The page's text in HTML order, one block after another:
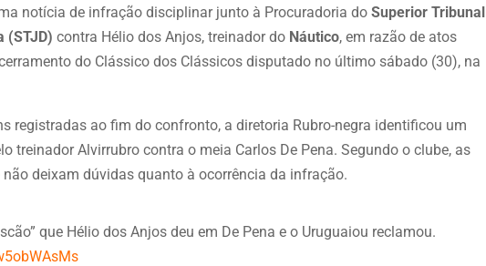
notícia de infração disciplinar junto à Procuradoria doSuperior Tribunal
(STJD) contra Hélio dos Anjos, treinador do Náutico, em razão de atos
do Clássico dos Clássicos disputado no último sábado (30), na
registradas ao fim do confronto, a diretoria Rubro-negra identificou um
treinador Alvirrubro contra o meia Carlos De Pena. Segundo o clube, as
deixam dúvidas quanto à ocorrência da infração.
que Hélio dos Anjos deu em De Pena e o Uruguaiou reclamou.